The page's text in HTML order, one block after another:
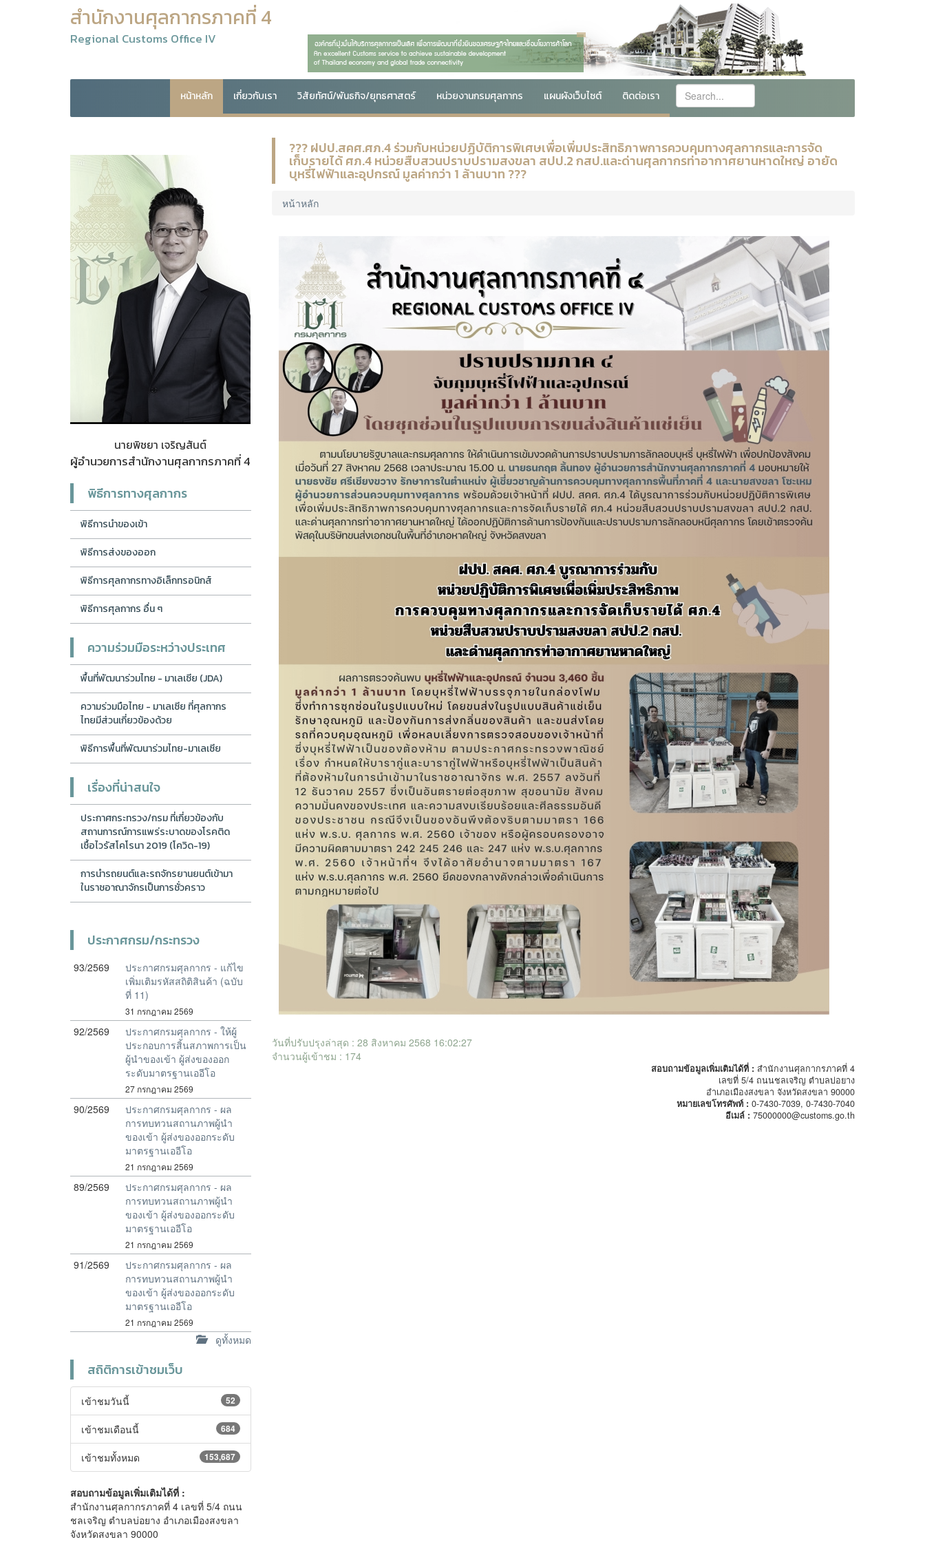
สำนักงานศุลกากรภาคที่ 4
Regional Customs Office IV
หน้าหลัก เกี่ยวกับเรา วิสัยทัศน์/พันธกิจ/ยุทธศาสตร์ หน่วยงานกรมศุลกากร แผนผังเว็บไซต์ ติดต่อเรา
นายพิชยา เจริญสันต์
ผู้อำนวยการสำนักงานศุลกากรภาคที่ 4
พิธีการทางศุลกากร
พิธีการนำของเข้า
พิธีการส่งของออก
พิธีการศุลกากรทางอิเล็กทรอนิกส์
พิธีการศุลกากร อื่น ๆ
ความร่วมมือระหว่างประเทศ
พื้นที่พัฒนาร่วมไทย - มาเลเซีย (JDA)
ความร่วมมือไทย - มาเลเซีย ที่ศุลกากร
ไทยมีส่วนเกี่ยวข้องด้วย
พิธีการพื้นที่พัฒนาร่วมไทย-มาเลเซีย
เรื่องที่น่าสนใจ
ประกาศกระทรวง/กรม ที่เกี่ยวข้องกับ
สถานการณ์การแพร่ระบาดของโรคติด
เชื้อไวรัสโคโรนา 2019 (โควิด-19)
การนำรถยนต์และรถจักรยานยนต์เข้ามา
ในราชอาณาจักรเป็นการชั่วคราว
ประกาศกรม/กระทรวง
93/2569
ประกาศกรมศุลกากร - แก้ไข
เพิ่มเติมรหัสสถิติสินค้า (ฉบับ
ที่ 11)
31 กรกฎาคม 2569
92/2569
ประกาศกรมศุลกากร - ให้ผู้
ประกอบการสิ้นสภาพการเป็น
ผู้นำของเข้า ผู้ส่งของออก
ระดับมาตรฐานเออีโอ
27 กรกฎาคม 2569
90/2569
ประกาศกรมศุลกากร - ผล
การทบทวนสถานภาพผู้นำ
ของเข้า ผู้ส่งของออกระดับ
มาตรฐานเออีโอ
21 กรกฎาคม 2569
89/2569
ประกาศกรมศุลกากร - ผล
การทบทวนสถานภาพผู้นำ
ของเข้า ผู้ส่งของออกระดับ
มาตรฐานเออีโอ
21 กรกฎาคม 2569
91/2569
ประกาศกรมศุลกากร - ผล
การทบทวนสถานภาพผู้นำ
ของเข้า ผู้ส่งของออกระดับ
มาตรฐานเออีโอ
21 กรกฎาคม 2569
ดูทั้งหมด
สถิติการเข้าชมเว็บ
52
เข้าชมวันนี้
684
เข้าชมเดือนนี้
153,687
เข้าชมทั้งหมด
สอบถามข้อมูลเพิ่มเติมได้ที่ :
สำนักงานศุลกากรภาคที่ 4 เลขที่ 5/4 ถนน
ชลเจริญ ตำบลบ่อยาง อำเภอเมืองสงขลา
จังหวัดสงขลา 90000
??? ฝปป.สคศ.ศภ.4 ร่วมกับหน่วยปฏิบัติการพิเศษเพื่อเพิ่มประสิทธิภาพการควบคุมทางศุลกากรและการจัด
เก็บรายได้ ศภ.4 หน่วยสืบสวนปราบปรามสงขลา สปป.2 กสป.และด่านศุลกากรท่าอากาศยานหาดใหญ่ อายัด
บุหรี่ไฟฟ้าและอุปกรณ์ มูลค่ากว่า 1 ล้านบาท ???
หน้าหลัก
วันที่ปรับปรุงล่าสุด : 28 สิงหาคม 2568 16:02:27
จำนวนผู้เข้าชม : 174
สอบถามข้อมูลเพิ่มเติมได้ที่ : สำนักงานศุลกากรภาคที่ 4
เลขที่ 5/4 ถนนชลเจริญ ตำบลบ่อยาง
อำเภอเมืองสงขลา จังหวัดสงขลา 90000
หมายเลขโทรศัพท์ : 0-7430-7039, 0-7430-7040
อีเมล์ : 75000000@customs.go.th